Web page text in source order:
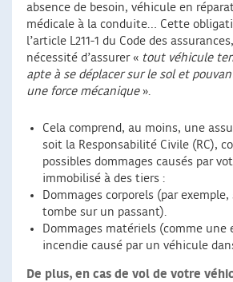
absence de besoin, véhicule en
médicale à la conduite… Cette
l’article L211-1 du Code des
nécessité d’assurer « tout véhicule
apte à se déplacer sur le sol et
une force mécanique».
Cela comprend, au moins, une
soit la Responsabilité Civile (RC),
possibles dommages causés par
immobilisé à des tiers :
Dommages corporels (par
tombe sur un passant).
Dommages matériels (comme une
incendie causé par un véhicule
De plus, en cas de vol de votre